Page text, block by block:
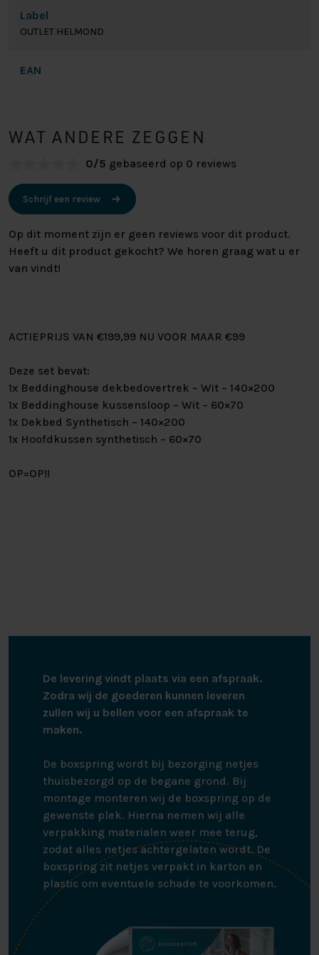
Label
OUTLET HELMOND
EAN
WAT ANDERE ZEGGEN
0/5 gebaseerd op 0 reviews
Schrijf een review
Op dit moment zijn er geen reviews voor dit product.
Heeft u dit product gekocht? We horen graag wat u er
van vindt!
ACTIEPRIJS VAN €199,99 NU VOOR MAAR €99
Deze set bevat:
1x Beddinghouse dekbedovertrek – Wit – 140×200
1x Beddinghouse kussensloop – Wit – 60×70
1x Dekbed Synthetisch – 140×200
1x Hoofdkussen synthetisch – 60×70
OP=OP!!
De levering vindt plaats via een afspraak.
Zodra wij de goederen kunnen leveren
zullen wij u bellen voor een afspraak te
maken.
De boxspring wordt bij bezorging netjes
thuisbezorgd op de begane grond. Bij
montage monteren wij de boxspring op de
gewenste plek. Hierna nemen wij alle
verpakking materialen weer mee terug,
zodat alles netjes achtergelaten wordt. De
boxspring zit netjes verpakt in karton en
plastic om eventuele schade te voorkomen.